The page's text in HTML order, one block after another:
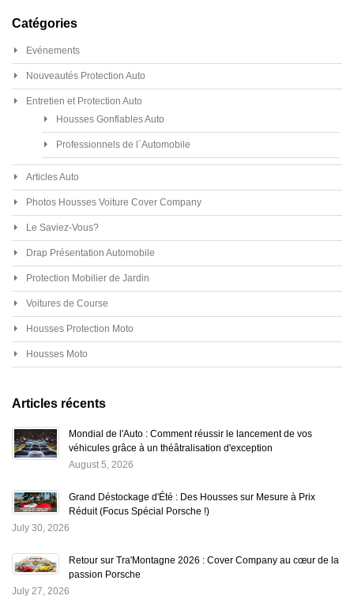
Catégories
Evénements
Nouveautés Protection Auto
Entretien et Protection Auto
Housses Gonflables Auto
Professionnels de l´Automobile
Articles Auto
Photos Housses Voiture Cover Company
Le Saviez-Vous?
Drap Présentation Automobile
Protection Mobilier de Jardin
Voitures de Course
Housses Protection Moto
Housses Moto
Articles récents
Mondial de l'Auto : Comment réussir le lancement de vos
véhicules grâce à un théâtralisation d'exception
August 5, 2026
Grand Déstockage d'Été : Des Housses sur Mesure à Prix
Réduit (Focus Spécial Porsche !)
July 30, 2026
Retour sur Tra'Montagne 2026 : Cover Company au cœur de la
passion Porsche
July 27, 2026